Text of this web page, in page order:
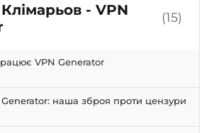
- VPN
(15)
VPN Generator
Generator: наша зброя проти цензури